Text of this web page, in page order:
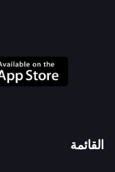
القائمة